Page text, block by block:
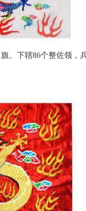
。下辖86个整佐领，